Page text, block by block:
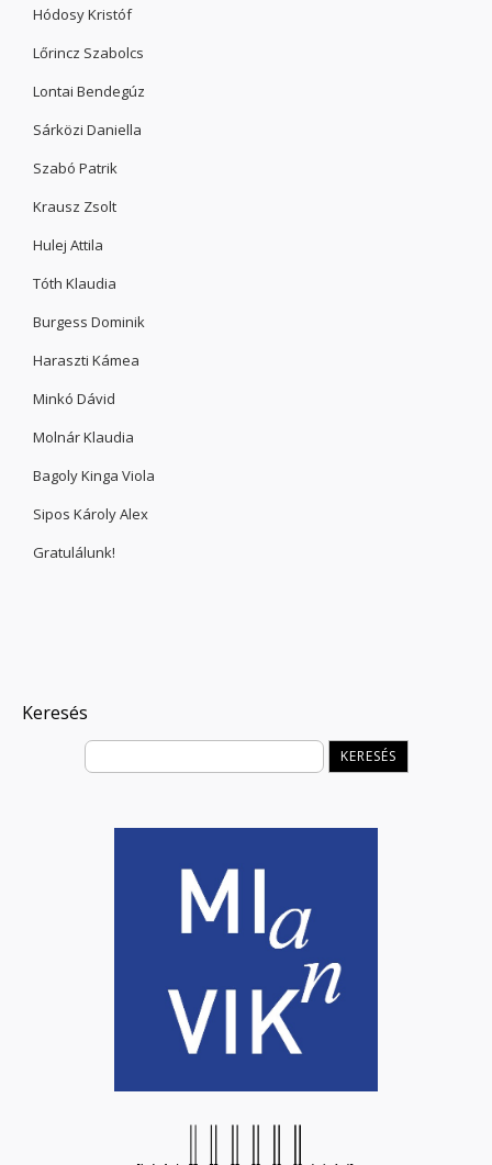
Hódosy Kristóf
Lőrincz Szabolcs
Lontai Bendegúz
Sárközi Daniella
Szabó Patrik
Krausz Zsolt
Hulej Attila
Tóth Klaudia
Burgess Dominik
Haraszti Kámea
Minkó Dávid
Molnár Klaudia
Bagoly Kinga Viola
Sipos Károly Alex
Gratulálunk!
Keresés